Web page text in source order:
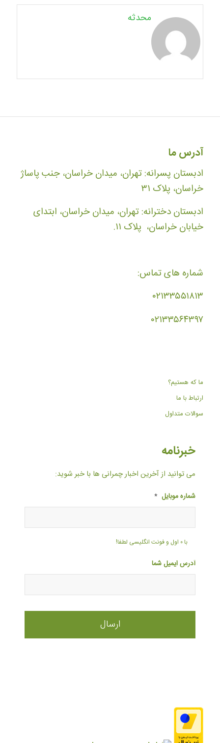
محدثه
آدرس ما
ادبستان پسرانه: تهران، میدان خراسان، جنب پاساژ
خراسان، پلاک ۳۱
ادبستان دخترانه: تهران، میدان خراسان، ابتدای
خیابان خراسان، پلاک ۱۱.
شماره های تماس:
۰۲۱۳۳۵۵۱۸۱۳
۰۲۱۳۳۵۶۴۳۹۷
ما که هستیم؟
ارتباط با ما
سوالات متداول
خبرنامه
می توانید از آخرین اخبار چمرانی ها با خبر شوید:
شماره موبایل *
با ۰ اول و فونت انگلیسی لطفا!
آدرس ایمیل شما